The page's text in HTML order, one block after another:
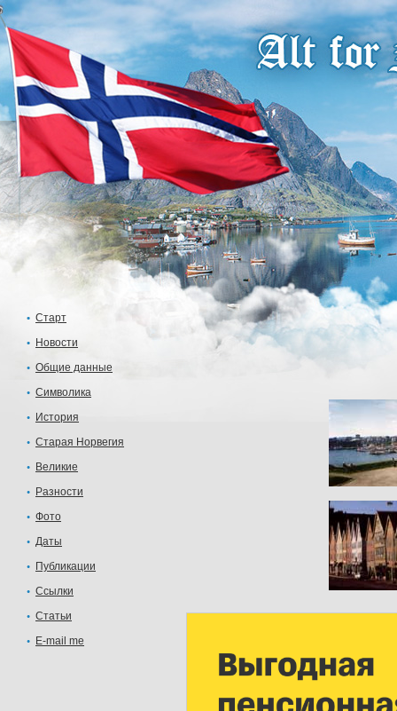
Старт
Новости
Общие данные
Символика
История
Старая Норвегия
Великие
Разности
Фото
Даты
Публикации
Ссылки
Статьи
E-mail me